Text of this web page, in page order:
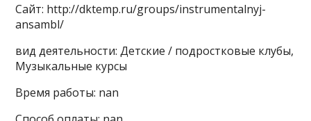
Сайт: http://dktemp.ru/groups/instrumentalnyj-
ansambl/
вид деятельности: Детские / подростковые клубы,
Музыкальные курсы
Время работы: nan